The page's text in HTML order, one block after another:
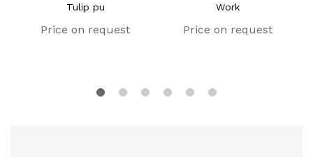
Tulip pu
Price on request
Work
Price on request